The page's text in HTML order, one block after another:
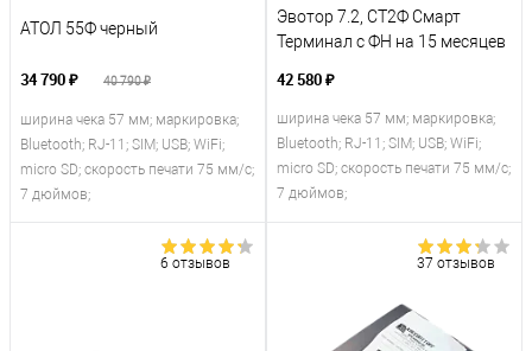
АТОЛ 55Ф черный
34 790 ₽ 40 790 ₽
ширина чека 57 мм; маркировка;
Bluetooth; RJ-11; SIM; USB; WiFi;
micro SD; скорость печати 75 мм/с;
7 дюймов;
Эвотор 7.2, СТ2Ф Смарт
Терминал с ФН на 15 месяцев
42 580 ₽
ширина чека 57 мм; маркировка;
Bluetooth; RJ-11; SIM; USB; WiFi;
micro SD; скорость печати 75 мм/с;
7 дюймов;
6 отзывов 37 отзывов